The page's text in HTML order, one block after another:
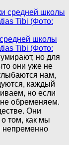
школы
Tibi (Фото:
но для
они уже не
нам,
каждый
но если
не обременяем.
Они
том, как мы
непременно